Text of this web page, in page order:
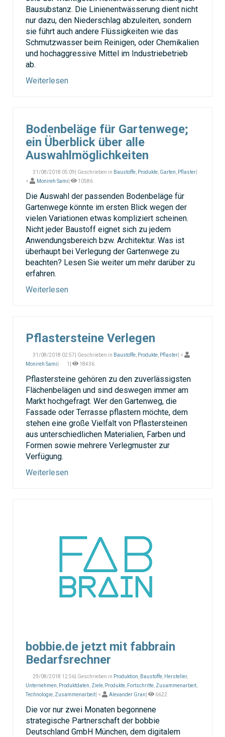
Bausubstanz. Die Linienentwässerung dient nicht
nur dazu, den Niederschlag abzuleiten, sondern
sie führt auch andere Flüssigkeiten wie das
Schmutzwasser beim Reinigen, oder Chemikalien
und hochaggressive Mittel im Industriebetrieb
ab.
Weiterlesen
Bodenbeläge für Gartenwege;
ein Überblick über alle
Auswahlmöglichkeiten
31/08/2018 05:09| Geschrieben in Baustoffe Produkte Garten Pflaster
<
Monireh Sami 10586
Die Auswahl der passenden Bodenbeläge für
Gartenwege könnte im ersten Blick wegen der
vielen Variationen etwas kompliziert scheinen.
Nicht jeder Baustoff eignet sich zu jedem
Anwendungsbereich bzw. Architektur. Was ist
überhaupt bei Verlegung der Gartenwege zu
beachten? Lesen Sie weiter um mehr darüber zu
erfahren.
Weiterlesen
Pflastersteine Verlegen
31/08/2018 02:57| Geschrieben in Baustoffe Produkte Pflaster | <
Monireh Sami
1| 18436
Pflastersteine gehören zu den zuverlässigsten
Flächenbelägen und sind deswegen immer am
Markt hochgefragt. Wer den Gartenweg, die
Fassade oder Terrasse pflastern möchte, dem
stehen eine große Vielfalt von Pflastersteinen
aus unterschiedlichen Materialien, Farben und
Formen sowie mehrere Verlegmuster zur
Verfügung.
Weiterlesen
bobbie.de jetzt mit fabbrain
Bedarfsrechner
29/08/2018 12:56| Geschrieben in Produktion Baustoffe Hersteller,
Unternehmen
Produktdaten Ziele Produkte Fortschritte Zusammenarbeit
Technologie Zusammenarbeit | < Alexander Gran 6622
Die vor nur zwei Monaten begonnene
strategische Partnerschaft der bobbie
Deutschland GmbH München, dem digitalem